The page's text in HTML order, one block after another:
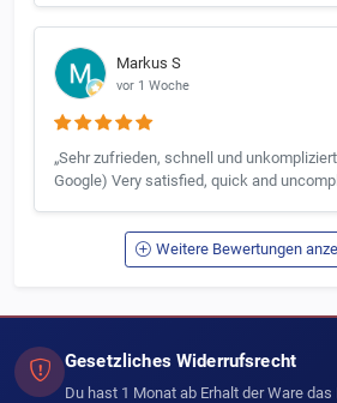
Markus S
vor 1 Woche
„Sehr zufrieden, schnell und
Google) Very satisfied, quick and
Weitere Bewertungen
Gesetzliches Widerrufsrecht
Du hast 1 Monat ab Erhalt der Ware